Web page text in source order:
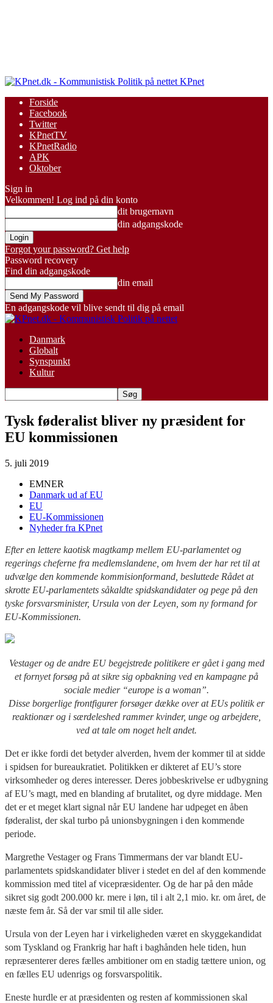
KPnet
Forside
Facebook
Twitter
KPnetTV
KPnetRadio
APK
Oktober
Sign in
Velkommen! Log ind på din konto
dit brugernavn
din adgangskode
Forgot your password? Get help
Password recovery
Find din adgangskode
din email
En adgangskode vil blive sendt til dig på email
Danmark
Globalt
Synspunkt
Kultur
Tysk føderalist bliver ny præsident for
EU kommissionen
5. juli 2019
EMNER
Danmark ud af EU
EU
EU-Kommissionen
Nyheder fra KPnet
Efter en lettere kaotisk magtkamp mellem EU-parlamentet og
regerings cheferne fra medlemslandene, om hvem der har ret til at
udvælge den kommende kommisionformand, besluttede Rådet at
skrotte EU-parlamentets såkaldte spidskandidater og pege på den
tyske forsvarsminister, Ursula von der Leyen, som ny formand for
EU-Kommissionen.
Vestager og de andre EU begejstrede politikere er gået i gang med
et fornyet forsøg på at sikre sig opbakning ved en kampagne på
sociale medier “europe is a woman”.
Disse borgerlige frontfigurer forsøger dække over at EUs politik er
reaktionær og i særdeleshed rammer kvinder, unge og arbejdere,
ved at tale om noget helt andet.
Det er ikke fordi det betyder alverden, hvem der kommer til at sidde
i spidsen for bureaukratiet. Politikken er dikteret af EU’s store
virksomheder og deres interesser. Deres jobbeskrivelse er udbygning
af EU’s magt, med en blanding af brutalitet, og dyre middage. Men
det er et meget klart signal når EU landene har udpeget en åben
føderalist, der skal turbo på unionsbygningen i den kommende
periode.
Margrethe Vestager og Frans Timmermans der var blandt EU-
parlamentets spidskandidater bliver i stedet en del af den kommende
kommission med titel af vicepræsidenter. Og de har på den måde
sikret sig godt 200.000 kr. mere i løn, til i alt 2,1 mio. kr. om året, de
næste fem år. Så der var smil til alle sider.
Ursula von der Leyen har i virkeligheden været en skyggekandidat
som Tyskland og Frankrig har haft i baghånden hele tiden, hun
repræsenterer deres fælles ambitioner om en stadig tættere union, og
en fælles EU udenrigs og forsvarspolitik.
Eneste hurdle er at præsidenten og resten af kommissionen skal